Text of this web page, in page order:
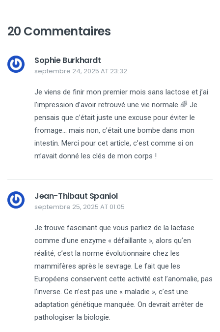
20 Commentaires
Sophie Burkhardt
septembre 24, 2025 AT 23:32
Je viens de finir mon premier mois sans lactose et j’ai
l’impression d’avoir retrouvé une vie normale 🌈 Je
pensais que c’était juste une excuse pour éviter le
fromage… mais non, c’était une bombe dans mon
intestin. Merci pour cet article, c’est comme si on
m’avait donné les clés de mon corps !
Jean-Thibaut Spaniol
septembre 25, 2025 AT 01:05
Je trouve fascinant que vous parliez de la lactase
comme d’une enzyme « défaillante », alors qu’en
réalité, c’est la norme évolutionnaire chez les
mammifères après le sevrage. Le fait que les
Européens conservent cette activité est l’anomalie, pas
l’inverse. Ce n’est pas une « maladie », c’est une
adaptation génétique manquée. On devrait arrêter de
pathologiser la biologie.